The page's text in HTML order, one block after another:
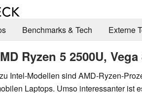
Benchmarks & Tech Externe
Ryzen 5 2500U,
Intel-Modellen sind AMD-Ryzen-
Laptops. Umso interessanter ist